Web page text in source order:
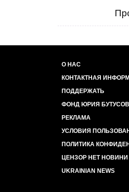
О НАС
КОНТАКТНАЯ
ПОДДЕРЖАТЬ
ФОНД ЮРИЯ
РЕКЛАМА
УСЛОВИЯ
ПОЛИТИКА
ЦЕНЗОР НЕТ НОВИНИ
UKRAINIAN NEWS